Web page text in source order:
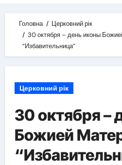
Головна
Церковний рік
30 октября – день иконы
“Избавительница”
Церковний рік
30 октября –
Божией